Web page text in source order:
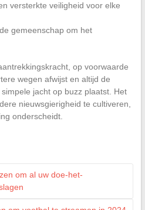
versterkte veiligheid voor elke
gemeenschap om het
op voorwaarde
wegen afwijst en altijd de
jacht op buzz plaatst. Het
nieuwsgierigheid te cultiveren,
onderscheidt.
om al uw doe-het-